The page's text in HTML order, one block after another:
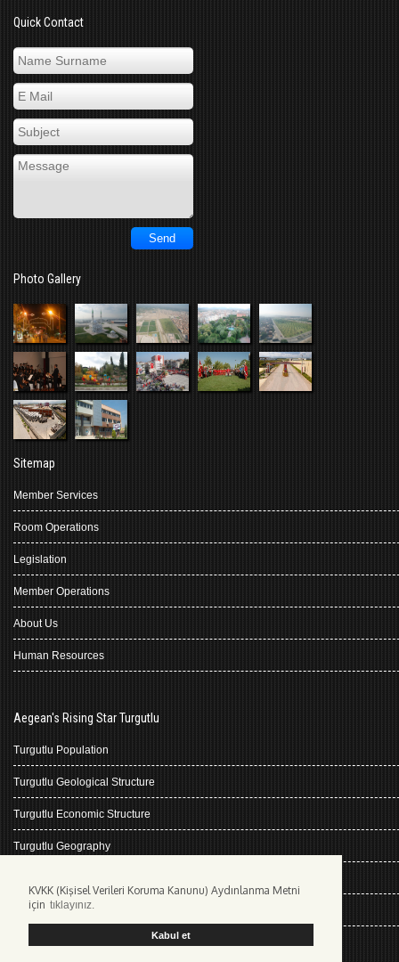
KVKK (Kişisel Verileri Koruma Kanunu) Aydınlanma Metni
için tıklayınız.
Kabul et
Quick Contact
Photo Gallery
Sitemap
Member Services
Room Operations
Legislation
Member Operations
About Us
Human Resources
Aegean's Rising Star Turgutlu
Turgutlu Population
Turgutlu Geological Structure
Turgutlu Economic Structure
Turgutlu Geography
Climate Turgutlu
Kişisel Verilerin Korunması